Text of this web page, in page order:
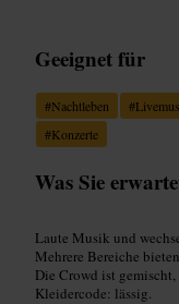
Geeignet für
#Nachtleben #
#Konzerte
Was Sie
Laute Musik und
Mehrere Bereiche
Die Crowd ist
Kleidercode: lässig.